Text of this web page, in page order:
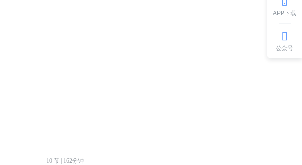
10 节 | 162分钟
APP下载
公众号